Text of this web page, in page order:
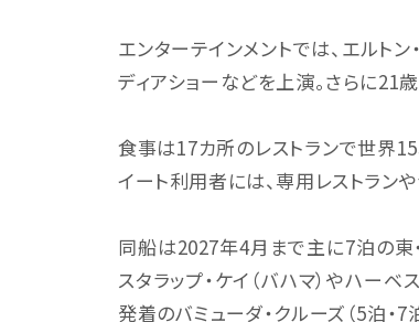
エンターテインメントでは、エルト
ディアショーなどを上演。さらに21
食事は17カ所のレストランで世界
イート利用者には、専用レストラン
同船は2027年4月まで主に7泊の東
スタラップ・ケイ（バハマ）やハー
発着のバミューダ・クルーズ（5泊・7